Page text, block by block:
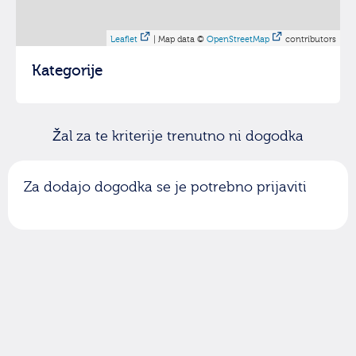
Leaflet | Map data © OpenStreetMap contributors
Kategorije
Žal za te kriterije trenutno ni dogodka
Za dodajo dogodka se je potrebno prijaviti